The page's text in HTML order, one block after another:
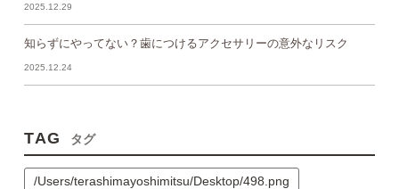
2025.12.29
知らずにやってない？歯につけるアクセサリーの意外なリスク
2025.12.24
TAG タグ
/Users/terashimayoshimitsu/Desktop/498.png